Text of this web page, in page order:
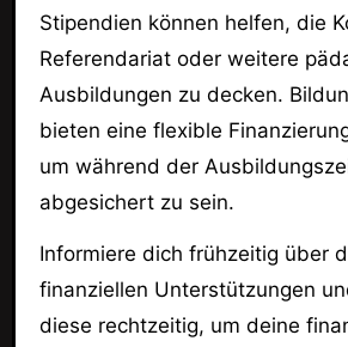
Stipendien können helfen, die
Referendariat oder weitere
Ausbildungen zu decken.
bieten eine flexible
um während der
abgesichert zu sein.
Informiere dich frühzeitig über
finanziellen Unterstützungen
diese rechtzeitig, um deine